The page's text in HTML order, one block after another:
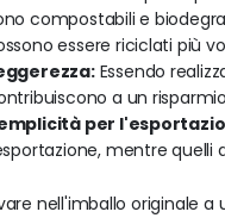
compostabili e
essere riciclati più
Essendo
a un
per
mentre
nell'imballo originale